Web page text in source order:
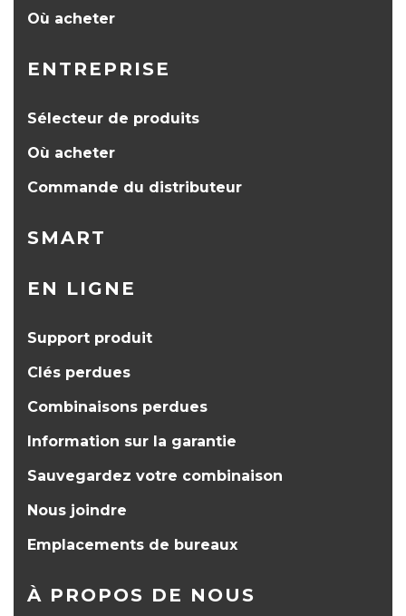
Où acheter
ENTREPRISE
Sélecteur de produits
Où acheter
Commande du distributeur
SMART
EN LIGNE
Support produit
Clés perdues
Combinaisons perdues
Information sur la garantie
Sauvegardez votre combinaison
Nous joindre
Emplacements de bureaux
À PROPOS DE NOUS